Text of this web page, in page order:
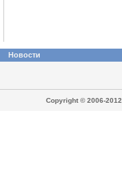
Новости
Copyright © 2006-2012